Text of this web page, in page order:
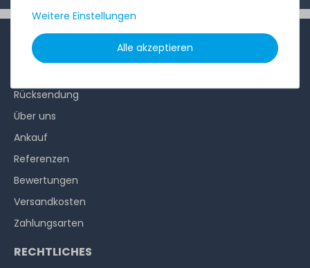
Weitere Einstellungen
Alle akzeptieren
INFORMATIONEN
Rücksendung
Über uns
Ankauf
Referenzen
Bewertungen
Versandkosten
Zahlungsarten
RECHTLICHES